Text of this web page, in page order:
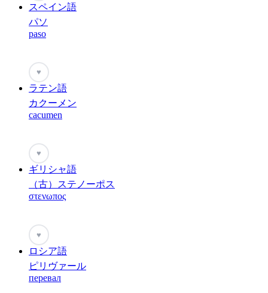
スペイン語
パソ
paso
♥
ラテン語
カクーメン
cacumen
♥
ギリシャ語
（古）ステノーポス
στενωπος
♥
ロシア語
ピリヴァール
перевал